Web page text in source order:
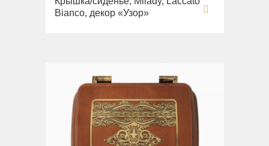
Bianco, декор «Узор»